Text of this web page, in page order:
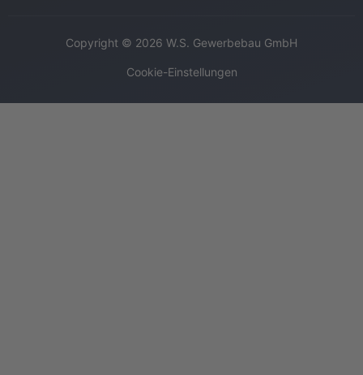
Copyright © 2026 W.S. Gewerbebau GmbH
Cookie-Einstellungen